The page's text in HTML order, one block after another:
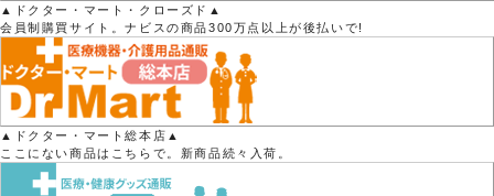
▲ドクター・マート・クローズド▲
会員制購買サイト。ナビスの商品300万点以上が後払いで!
▲ドクター・マート総本店▲
ここにない商品はこちらで。新商品続々入荷。